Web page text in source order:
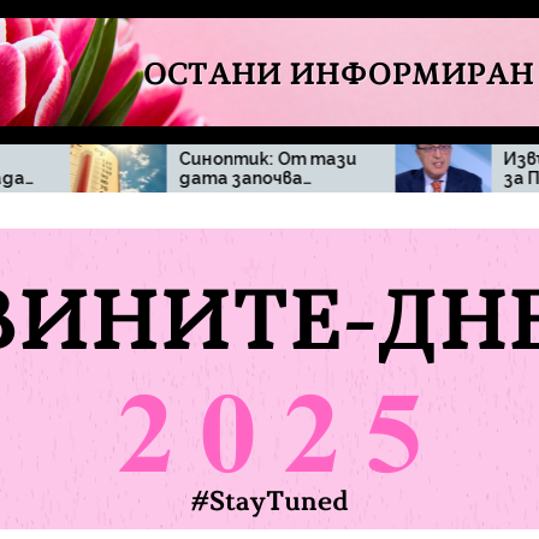
Синоптик: От тази
дата започва…
Извънредна новина
за Петър Стоянов
и твърденията, че